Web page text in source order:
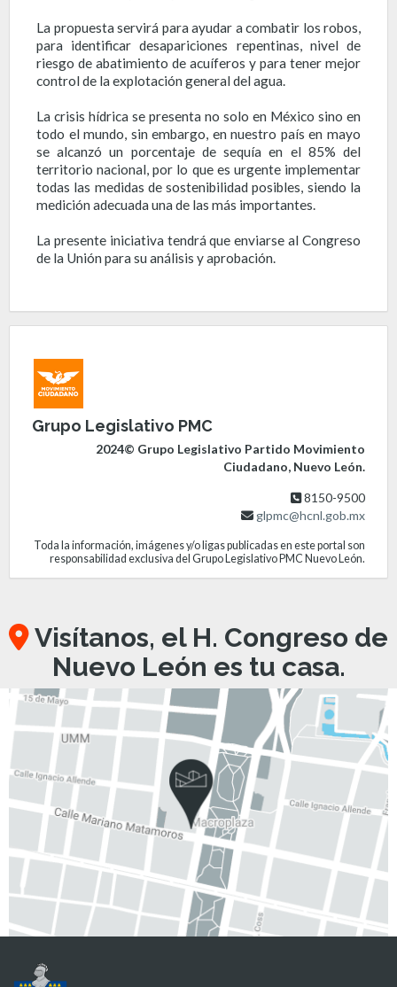
La propuesta servirá para ayudar a combatir los robos,
para identificar desapariciones repentinas, nivel de
riesgo de abatimiento de acuíferos y para tener mejor
control de la explotación general del agua.
La crisis hídrica se presenta no solo en México sino en
todo el mundo, sin embargo, en nuestro país en mayo
se alcanzó un porcentaje de sequía en el 85% del
territorio nacional, por lo que es urgente implementar
todas las medidas de sostenibilidad posibles, siendo la
medición adecuada una de las más importantes.
La presente iniciativa tendrá que enviarse al Congreso
de la Unión para su análisis y aprobación.
Grupo Legislativo PMC
2024© Grupo Legislativo Partido Movimiento
Ciudadano, Nuevo León.
8150-9500
glpmc@hcnl.gob.mx
Toda la información, imágenes y/o ligas publicadas en este portal son
responsabilidad exclusiva del Grupo Legislativo PMC Nuevo León.
Visítanos, el H. Congreso de
Nuevo León es tu casa.